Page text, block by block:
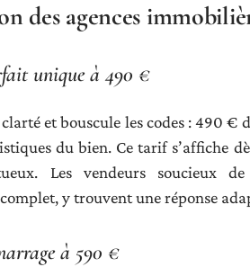
des agences
unique à 490 €
et bouscule les codes : 490
du bien. Ce tarif s’affiche
Les vendeurs soucieux
y trouvent une réponse
à 590 €